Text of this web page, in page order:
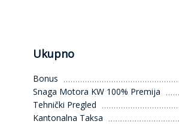
Ukupno
Bonus
Snaga Motora KW 100% Premija
Tehnički Pregled
Kantonalna Taksa